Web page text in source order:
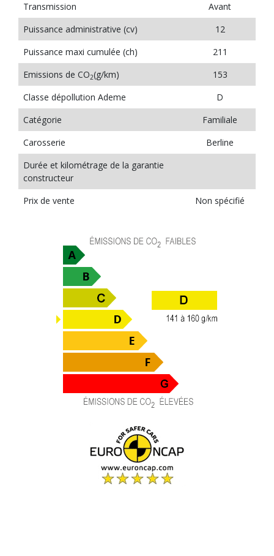
Transmission
Avant
Puissance administrative (cv)
12
Puissance maxi cumulée (ch)
211
Emissions de CO2(g/km)
153
Classe dépollution Ademe
D
Catégorie
Familiale
Carosserie
Berline
Durée et kilométrage de la garantie
constructeur
Prix de vente
Non spécifié